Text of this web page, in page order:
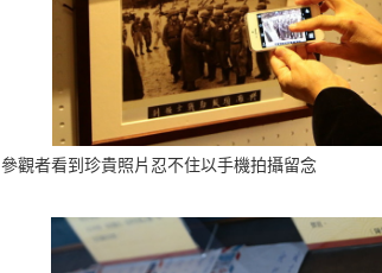
參觀者看到珍貴照片忍不住以手機拍攝留念